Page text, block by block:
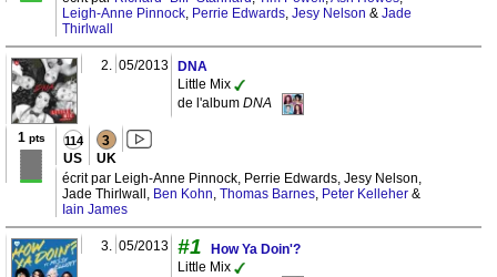
Leigh-Anne Pinnock, Perrie Edwards, Jesy Nelson & Jade
Thirlwall
2. 05/2013
DNA
Little Mix
de l'album DNA
1 pts
114
US
3
UK
écrit par Leigh-Anne Pinnock, Perrie Edwards, Jesy Nelson,
Jade Thirlwall, Ben Kohn, Thomas Barnes, Peter Kelleher &
Iain James
3. 05/2013 #1
How Ya Doin'?
Little Mix